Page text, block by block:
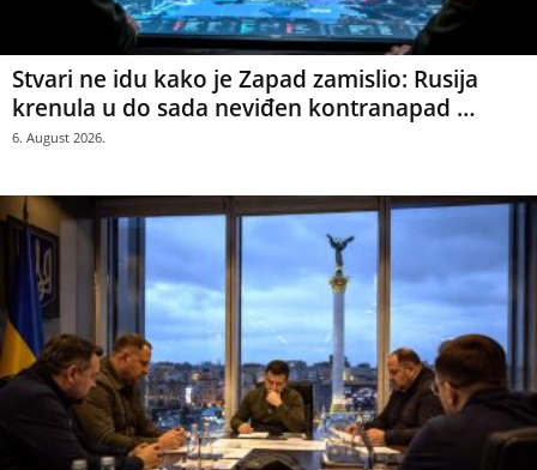
Stvari ne idu kako je Zapad zamislio: Rusija
krenula u do sada neviđen kontranapad …
6. August 2026.